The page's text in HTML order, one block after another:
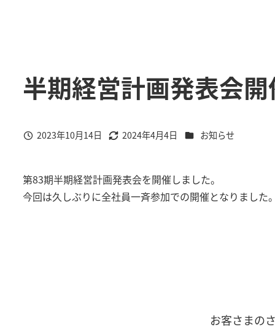
半期経営計画発表会開
投稿日
2023年10月14日
更新日
2024年4月4日 カテゴリー
お知らせ
第83期半期経営計画発表会を開催しました。
今回は久しぶりに全社員一斉参加での開催となりました。
お客さまの